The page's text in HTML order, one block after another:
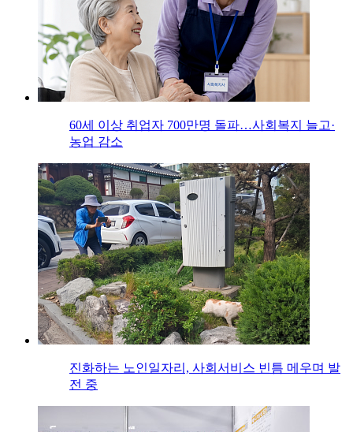
60세 이상 취업자 700만명 돌파…사회복지 늘고·
농업 감소
진화하는 노인일자리, 사회서비스 빈틈 메우며 발
전 중